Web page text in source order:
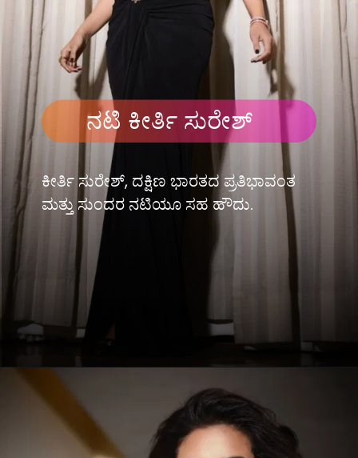
ಕೀರ್ತಿ ಸುರೇಶ್, ದಕ್ಷಿಣ ಭಾರತದ ಪ್ರತಿಭಾವಂತ
ಮತ್ತು ಸುಂದರ ನಟಿಯೂ ಸಹ ಹೌದು.
ನಟಿ ಕೀರ್ತಿ ಸುರೇಶ್